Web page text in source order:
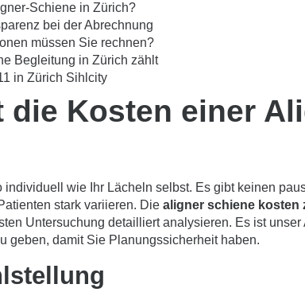
Schiene in Zürich?
bei der Abrechnung
müssen Sie rechnen?
Begleitung in Zürich zählt
in Zürich Sihlcity
die Kosten einer
wie Ihr Lächeln selbst. Es gibt keinen
stark variieren. Die aligner schiene kosten
Untersuchung detailliert analysieren. Es ist
geben, damit Sie Planungssicherheit haben.